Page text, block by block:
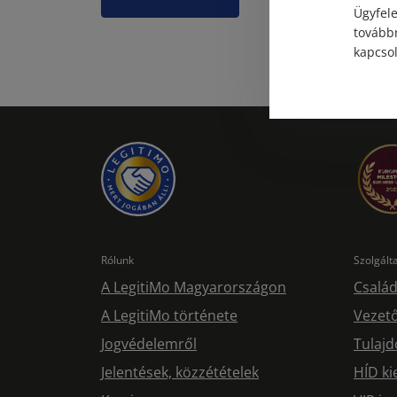
Rólunk
A LegitiMo Magyarországon
A LegitiMo története
Jogvédelemről
Jelentések, közzétételek
HÍD